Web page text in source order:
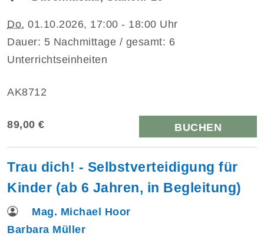
Do. 01.10.2026, 17:00 - 18:00 Uhr
Dauer: 5 Nachmittage / gesamt: 6
Unterrichtseinheiten
AK8712
89,00 € BUCHEN
Trau dich! - Selbstverteidigung für
Kinder (ab 6 Jahren, in Begleitung)
Mag. Michael Hoor
Barbara Müller